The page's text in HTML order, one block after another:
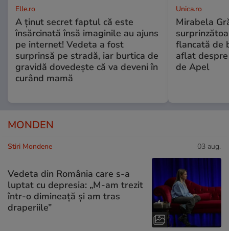
Elle.ro
A ținut secret faptul că este
însărcinată însă imaginile au ajuns
pe internet! Vedeta a fost
surprinsă pe stradă, iar burtica de
gravidă dovedește că va deveni în
curând mamă
Unica.ro
Mirabela
flancată de
aflat
de Apel
MONDEN
Stiri Mondene 03 aug.
Vedeta din România care s-a
luptat cu depresia: „M-am trezit
într-o dimineață și am tras
draperiile”